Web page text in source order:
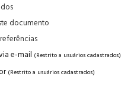
documento
e-mail (Restrito a usuários cadastrados)
(Restrito a usuários cadastrados)